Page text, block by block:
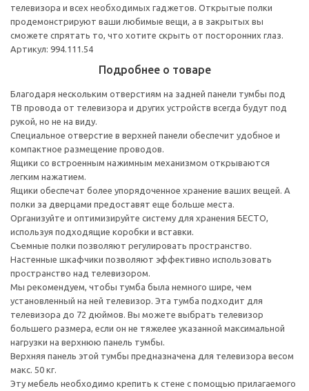
телевизора и всех необходимых гаджетов. Открытые полки
продемонстрируют ваши любимые вещи, а в закрытых вы
сможете спрятать то, что хотите скрыть от посторонних глаз.
Артикул: 994.111.54
Подробнее о товаре
Благодаря нескольким отверстиям на задней панели тумбы под
ТВ провода от телевизора и других устройств всегда будут под
рукой, но не на виду.
Специальное отверстие в верхней панели обеспечит удобное и
компактное размещение проводов.
Ящики со встроенным нажимным механизмом открываются
легким нажатием.
Ящики обеспечат более упорядоченное хранение ваших вещей. А
полки за дверцами предоставят еще больше места.
Организуйте и оптимизируйте систему для хранения БЕСТО,
используя подходящие коробки и вставки.
Съемные полки позволяют регулировать пространство.
Настенные шкафчики позволяют эффективно использовать
пространство над телевизором.
Мы рекомендуем, чтобы тумба была немного шире, чем
установленный на ней телевизор. Эта тумба подходит для
телевизора до 72 дюймов. Вы можете выбрать телевизор
большего размера, если он не тяжелее указанной максимальной
нагрузки на верхнюю панель тумбы.
Верхняя панель этой тумбы предназначена для телевизора весом
макс. 50 кг.
Эту мебель необходимо крепить к стене с помощью прилагаемого